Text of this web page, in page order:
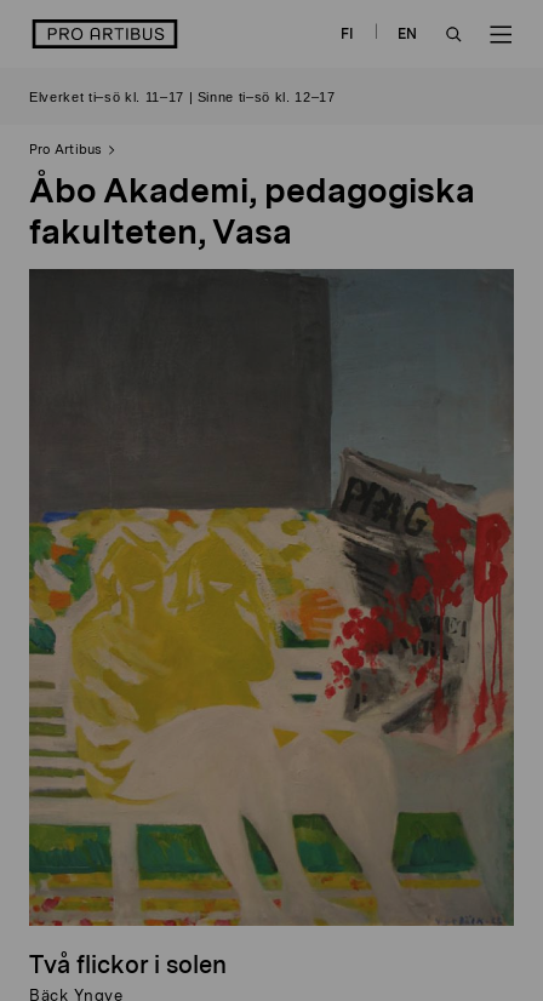
logo FI
EN
Elverket ti–sö kl. 11–17 | Sinne ti–sö kl. 12–17
Pro Artibus
Åbo Akademi, pedagogiska
fakulteten, Vasa
Två flickor i solen
Bäck Yngve